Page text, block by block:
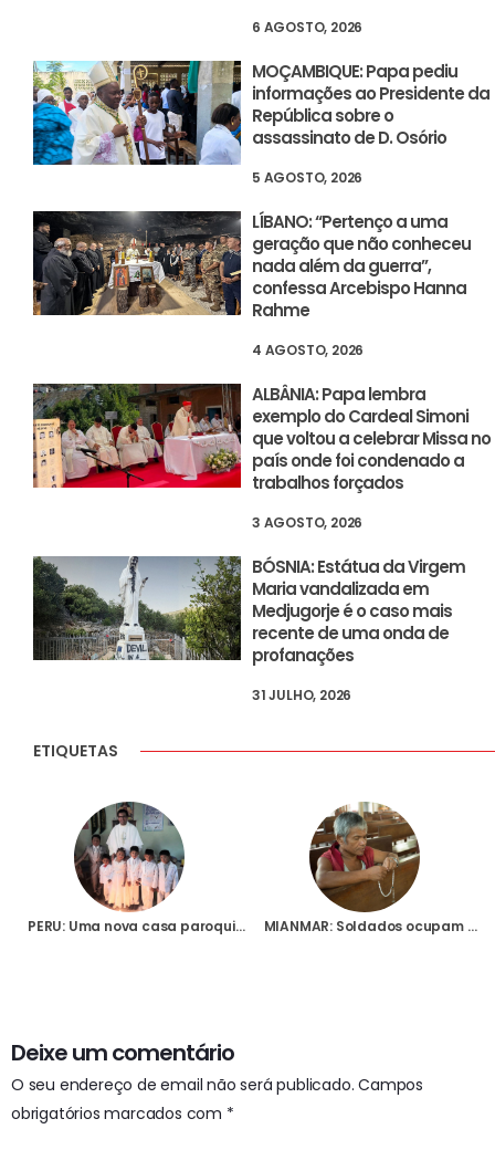
6 AGOSTO, 2026
MOÇAMBIQUE: Papa pediu
informações ao Presidente da
República sobre o
assassinato de D. Osório
5 AGOSTO, 2026
LÍBANO: “Pertenço a uma
geração que não conheceu
nada além da guerra”,
confessa Arcebispo Hanna
Rahme
4 AGOSTO, 2026
ALBÂNIA: Papa lembra
exemplo do Cardeal Simoni
que voltou a celebrar Missa no
país onde foi condenado a
trabalhos forçados
3 AGOSTO, 2026
BÓSNIA: Estátua da Virgem
Maria vandalizada em
Medjugorje é o caso mais
recente de uma onda de
profanações
31 JULHO, 2026
ETIQUETAS
PERU: Uma nova casa paroquial para a Paróquia de Massiapo MIANMAR: Soldados ocupam e profanam duas igrejas convertendo-as em aquartelamentos militares
Deixe um comentário
O seu endereço de email não será publicado. Campos
obrigatórios marcados com *